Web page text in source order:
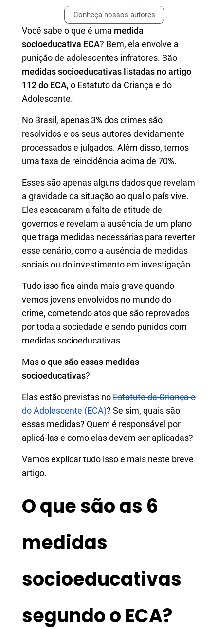
Conheça nossos autores
Você sabe o que é uma medida
socioeducativa ECA? Bem, ela envolve a
punição de adolescentes infratores. São
medidas socioeducativas listadas no artigo
112 do ECA, o Estatuto da Criança e do
Adolescente.
No Brasil, apenas 3% dos crimes são
resolvidos e os seus autores devidamente
processados e julgados. Além disso, temos
uma taxa de reincidência acima de 70%.
Esses são apenas alguns dados que revelam
a gravidade da situação ao qual o país vive.
Eles escacaram a falta de atitude de
governos e revelam a ausência de um plano
que traga medidas necessárias para reverter
esse cenário, como a ausência de medidas
sociais ou do investimento em investigação.
Tudo isso fica ainda mais grave quando
vemos jovens envolvidos no mundo do
crime, cometendo atos que são reprovados
por toda a sociedade e sendo punidos com
medidas socioeducativas.
Maso que são essas medidas
socioeducativas?
Elas estão previstas noEstatuto da Criança e
do Adolescente (ECA)? Se sim, quais são
essas medidas? Quem é responsável por
aplicá-las e como elas devem ser aplicadas?
Vamos explicar tudo isso e mais neste breve
artigo.
O que são as 6
medidas
socioeducativas
segundo o ECA?